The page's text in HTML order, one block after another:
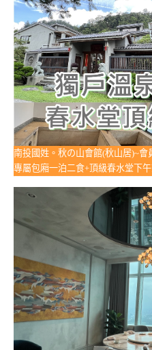
南投國姓。秋の山會館(秋山居)~
專屬包廂一泊二食+頂級春水堂下